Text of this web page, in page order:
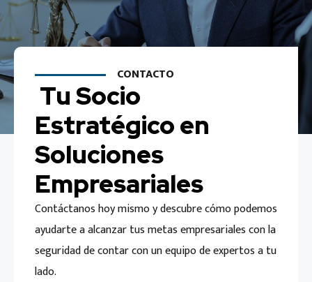
CONTACTO
Tu Socio
Estratégico en
Soluciones
Empresariales
Contáctanos hoy mismo y descubre cómo podemos
ayudarte a alcanzar tus metas empresariales con la
seguridad de contar con un equipo de expertos a tu
lado.